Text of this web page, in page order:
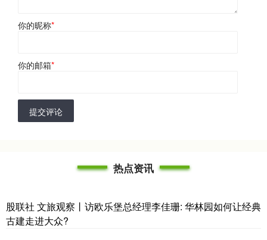
你的昵称*
你的邮箱*
提交评论
热点资讯
股联社 文旅观察丨访欧乐堡总经理李佳珊: 华林园如何让经典
古建走进大众?